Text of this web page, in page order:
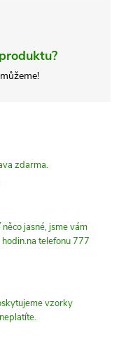
zdarma.
jasné, jsme vám
telefonu 777
vzorky